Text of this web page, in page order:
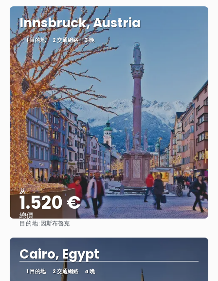
Innsbruck, Austria
1 目的地 2 交通網絡 3 晚
从
1.520 €
總價
目的地:因斯布魯克
Cairo, Egypt
1 目的地 2 交通網絡 4 晚